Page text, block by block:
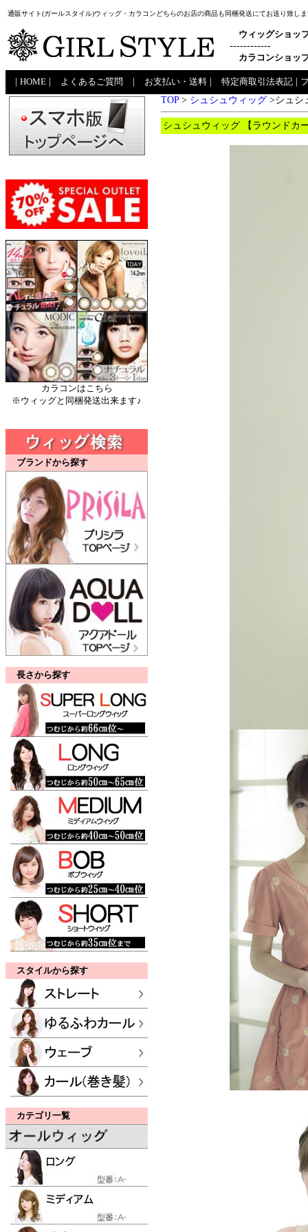
通販サイト(ガールスタイル)ウィッグ・カラコンどちらのお店の商品も同梱発送にてお送り致し
ウィッグショッ
------------
カラコンショッ
HOME よくあるご質問 お支払い・送料 特定商取引法表記
カラコンはこちら
※ウィッグと同梱発送出来ます♪
ブランドから探す
長さから探す
スタイルから探す
カテゴリ一覧
TOP> シュシュウィッグ >シュシ
シュシュウィッグ 【ラウンドカ